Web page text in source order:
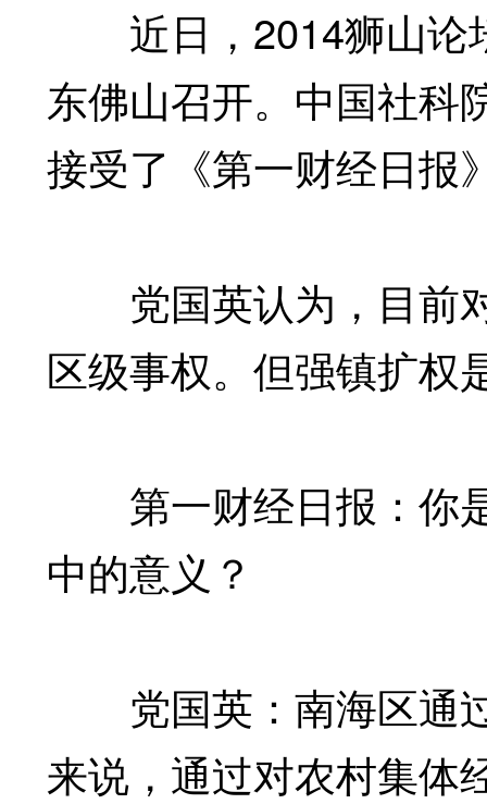
近日，2014狮山论
东佛山召开。中国社科
接受了《第一财经日报
党国英认为，目前
区级事权。但强镇扩权
第一财经日报：你是
中的意义？
党国英：南海区通
来说，通过对农村集体